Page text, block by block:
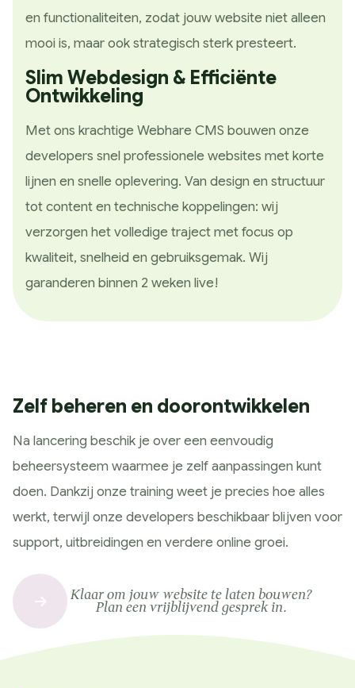
en functionaliteiten, zodat jouw website niet alleen
mooi is, maar ook strategisch sterk presteert.
Slim Webdesign & Efficiënte
Ontwikkeling
Met ons krachtige Webhare CMS bouwen onze
developers snel professionele websites met korte
lijnen en snelle oplevering. Van design en structuur
tot content en technische koppelingen: wij
verzorgen het volledige traject met focus op
kwaliteit, snelheid en gebruiksgemak. Wij
garanderen binnen 2 weken live!
Zelf beheren en doorontwikkelen
Na lancering beschik je over een eenvoudig
beheersysteem waarmee je zelf aanpassingen kunt
doen. Dankzij onze training weet je precies hoe alles
werkt, terwijl onze developers beschikbaar blijven voor
support, uitbreidingen en verdere online groei.
Klaar om jouw website te laten bouwen?
Plan een vrijblijvend gesprek in.